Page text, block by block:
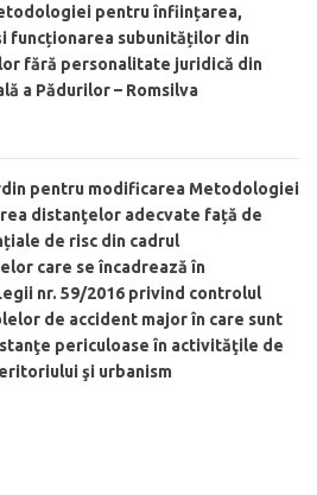
pentru înființarea,
funcționarea subunităților din
fără personalitate juridică din
a Pădurilor – Romsilva
pentru modificarea Metodologiei
distanţelor adecvate față de
de risc din cadrul
care se încadrează în
nr. 59/2016 privind controlul
de accident major în care sunt
periculoase în activităţile de
şi urbanism